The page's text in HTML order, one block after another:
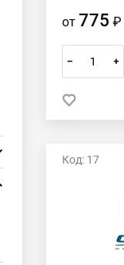
от 775 ₽
– +
Код: 17